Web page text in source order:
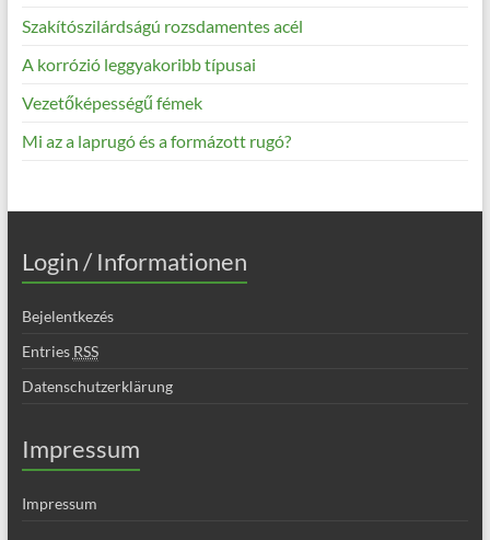
Szakítószilárdságú rozsdamentes acél
A korrózió leggyakoribb típusai
Vezetőképességű fémek
Mi az a laprugó és a formázott rugó?
Login / Informationen
Bejelentkezés
Entries RSS
Datenschutzerklärung
Impressum
Impressum